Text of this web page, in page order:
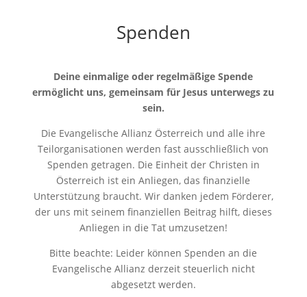
Spenden
Deine einmalige oder regelmäßige Spende
ermöglicht uns, gemeinsam für Jesus unterwegs zu
sein.
Die Evangelische Allianz Österreich und alle ihre
Teilorganisationen werden fast ausschließlich von
Spenden getragen. Die Einheit der Christen in
Österreich ist ein Anliegen, das finanzielle
Unterstützung braucht. Wir danken jedem Förderer,
der uns mit seinem finanziellen Beitrag hilft, dieses
Anliegen in die Tat umzusetzen!
Bitte beachte: Leider können Spenden an die
Evangelische Allianz derzeit steuerlich nicht
abgesetzt werden.